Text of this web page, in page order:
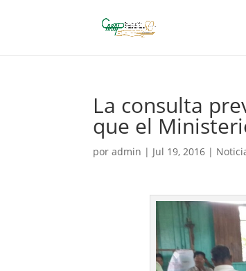
La consulta
que el
poradmin | Jul 19, 2016 |